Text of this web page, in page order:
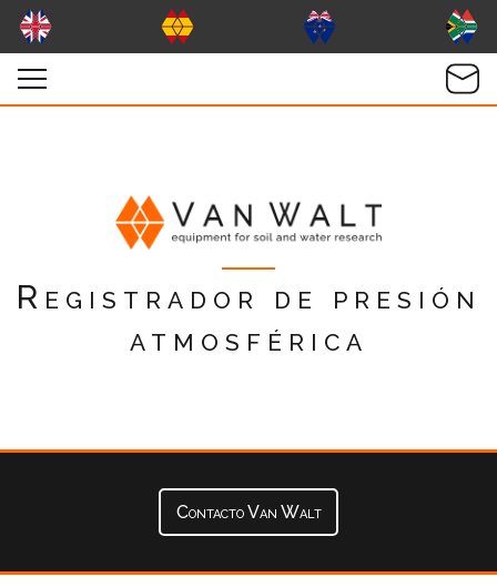
Registrador de presión
atmosférica
Contacto Van Walt